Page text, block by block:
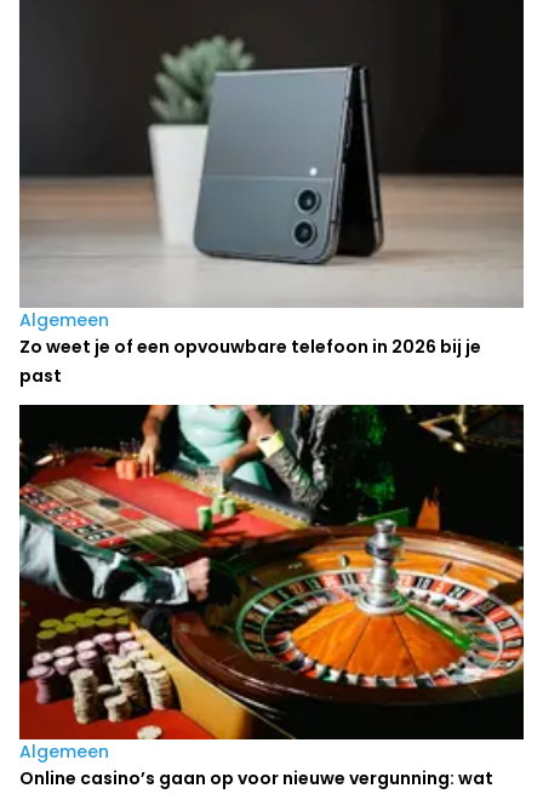
Algemeen
Zo weet je of een opvouwbare telefoon in 2026 bij je
past
Algemeen
Online casino’s gaan op voor nieuwe vergunning: wat